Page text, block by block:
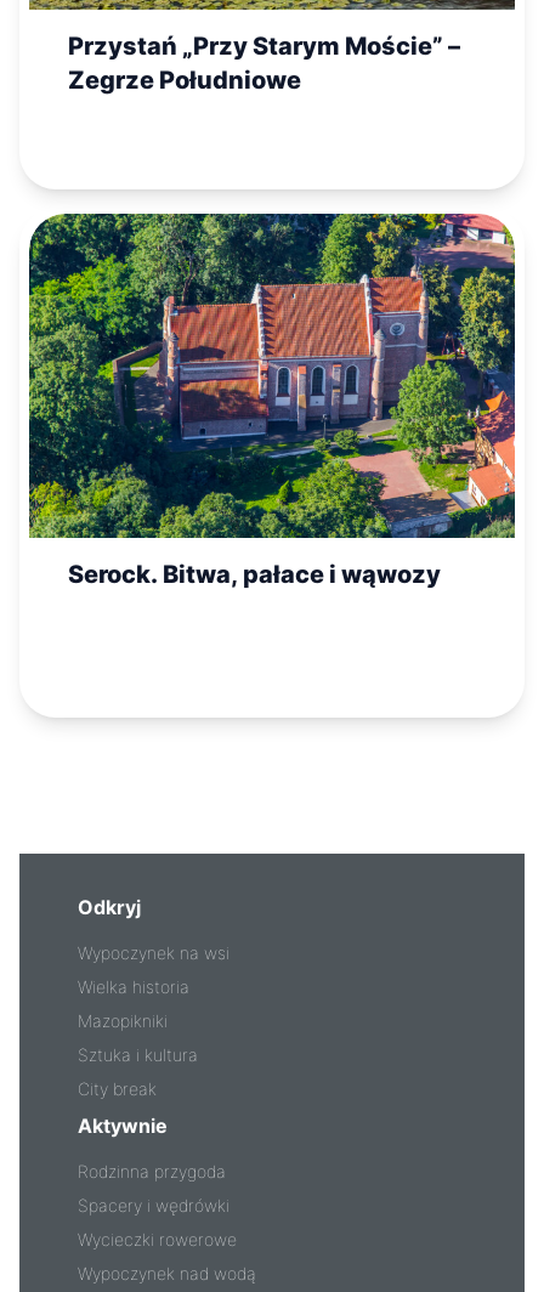
Przystań „Przy Starym Moście” –
Zegrze Południowe
Serock. Bitwa, pałace i wąwozy
Odkryj
Wypoczynek na wsi
Wielka historia
Mazopikniki
Sztuka i kultura
City break
Aktywnie
Rodzinna przygoda
Spacery i wędrówki
Wycieczki rowerowe
Wypoczynek nad wodą